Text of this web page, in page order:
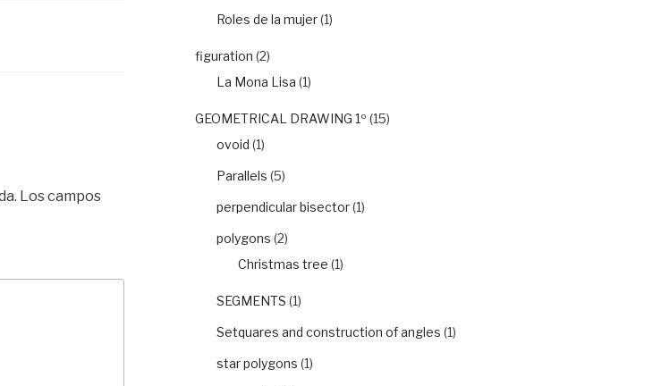
Los campos
Roles de la mujer(1)
figuration (2)
La Mona Lisa (1)
GEOMETRICAL DRAWING 1º (15)
ovoid (1)
Parallels (5)
perpendicular bisector(1)
polygons (2)
Christmas tree (1)
SEGMENTS (1)
Setquares and construction of angles (1)
star polygons (1)